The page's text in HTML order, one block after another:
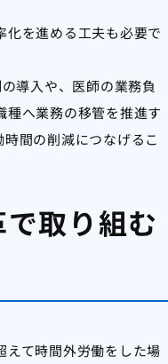
化を進める工夫も必要で
導入や、医師の業務負
種へ業務の移管を推進す
間の削減につなげるこ
取り組む
えて時間外労働をした場